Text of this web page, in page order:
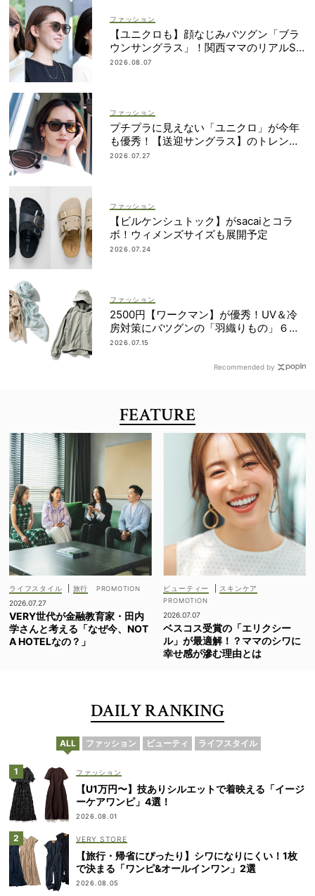
ファッション
【ユニクロも】顔なじみバツグン「ブラ
ウンサングラス」！関西ママのリアルSN
AP5選
2026.08.07
ファッション
プチプラに見えない「ユニクロ」が今年
も優秀！【送迎サングラス】のトレンド
は“黒”のフレーム
2026.07.27
ファッション
【ビルケンシュトック】がsacaiとコラ
ボ！ウィメンズサイズも展開予定
2026.07.24
ファッション
2500円【ワークマン】が優秀！UV＆冷
房対策にバツグンの「羽織りもの」６選
＜水際、旅行etc.＞
2026.07.15
Recommended by
FEATURE
ライフスタイル
旅行
2026.07.27
VERY世代が金融教育家・田内
学さんと考える「なぜ今、NOT
A HOTELなの？」
ビューティー スキンケア
2026.07.07
ベスコス受賞の「エリクシー
ル」が最適解！？ママのシワに
幸せ感が滲む理由とは
DAILY RANKING
ALL ファッション ビューティ ライフスタイル
ファッション
【U1万円〜】技ありシルエットで着映える「イージ
ーケアワンピ」4選！
2026.08.01
VERY STORE
【旅行・帰省にぴったり】シワになりにくい！1枚
で決まる「ワンピ&オールインワン」2選
2026.08.05